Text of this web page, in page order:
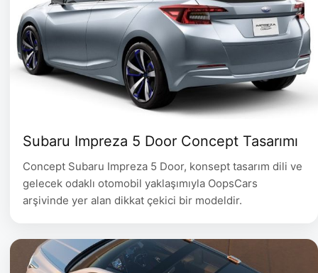
yaklaşımının kompakt …
Subaru Impreza 5 Door Concept Tasarımı
Concept Subaru Impreza 5 Door, konsept tasarım dili ve
gelecek odaklı otomobil yaklaşımıyla OopsCars
arşivinde yer alan dikkat çekici bir modeldir.